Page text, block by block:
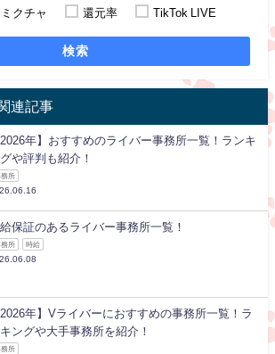
ミクチャ 還元率 TikTok LIVE
検索
連記事
2026年】おすすめのライバー事務所一覧！ランキ
や評判も紹介！
務所
保証のあるライバー事務所一覧！
務所 時給
2026年】Vライバーにおすすめの事務所一覧！ラ
ングや大手事務所を紹介！
務所